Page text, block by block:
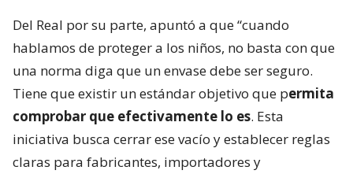
Del Real por su parte, apuntó a que “cuando
hablamos de proteger a los niños, no basta con que
una norma diga que un envase debe ser seguro.
Tiene que existir un estándar objetivo que permita
comprobar que efectivamente lo es. Esta
iniciativa busca cerrar ese vacío y establecer reglas
claras para fabricantes, importadores y